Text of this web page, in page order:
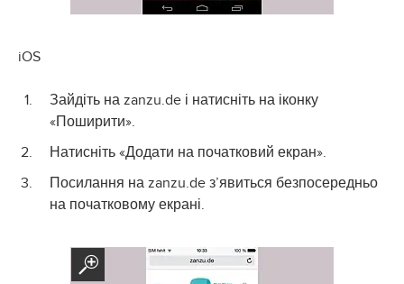
iOS
Зайдіть на zanzu.de і натисніть на іконку
«Поширити».
Натисніть «Додати на початковий екран».
Посилання на zanzu.de з’явиться безпосередньо
на початковому екрані.